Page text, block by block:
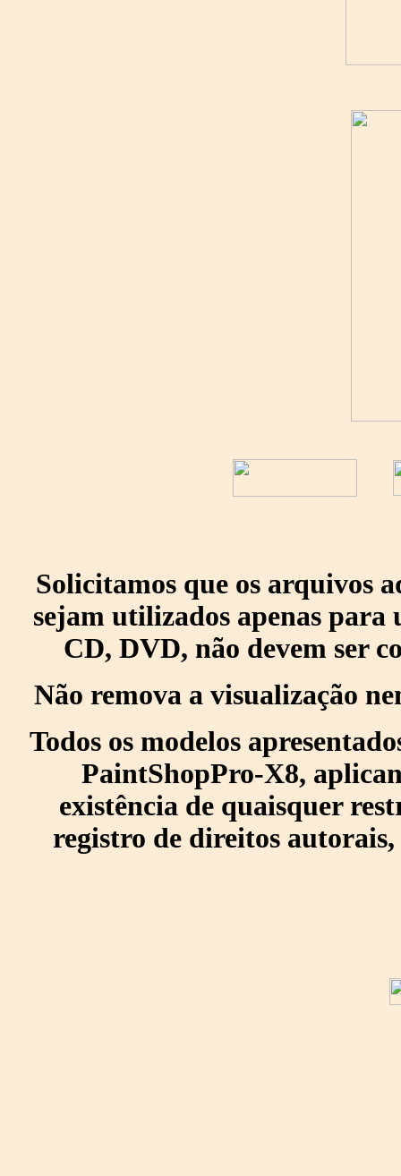
Solicitamos que os arquivos
sejam utilizados apenas para
CD, DVD, não devem ser
Não remova a visualização
Todos os modelos
PaintShopPro-X8,
existência de quaisquer
registro de direitos